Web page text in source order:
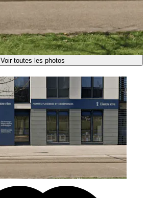
Voir toutes les photos